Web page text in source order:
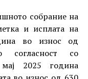
собрание на
и исплата на
во износ од
согласност со
2025 година